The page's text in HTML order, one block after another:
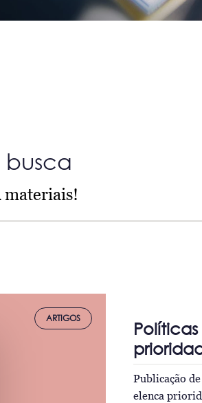
busca
materiais!
ARTIGOS
Publicação
elenca